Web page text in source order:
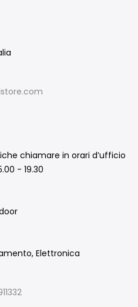
chiamare in orari d’ufficio
- 19.30
Elettronica